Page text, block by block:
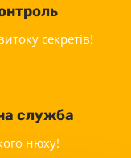
секретів!
служба
нюху!